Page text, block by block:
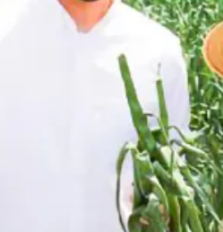
ラレルワーカー
主・フリーラン
・フリーランス